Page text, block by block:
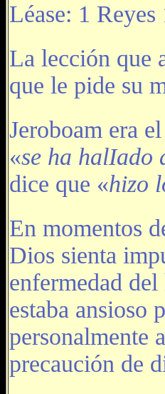
Léase: 1 Reyes
La lección que
que le pide su
Jeroboam era
«se ha halIado
dice que «hizo
En momentos
Dios sienta
enfermedad
estaba ansioso
personalmente
precaución de